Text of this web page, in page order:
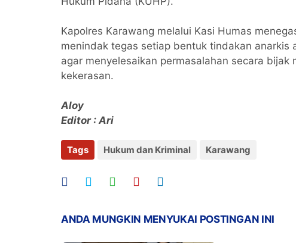
Kapolres Karawang melalui Kasi Humas
menindak tegas setiap bentuk tindakan anarkis
agar menyelesaikan permasalahan secara bijak
kekerasan.
Aloy
Editor : Ari
Tags Hukum dan Kriminal Karawang
ANDA MUNGKIN MENYUKAI POSTINGAN INI